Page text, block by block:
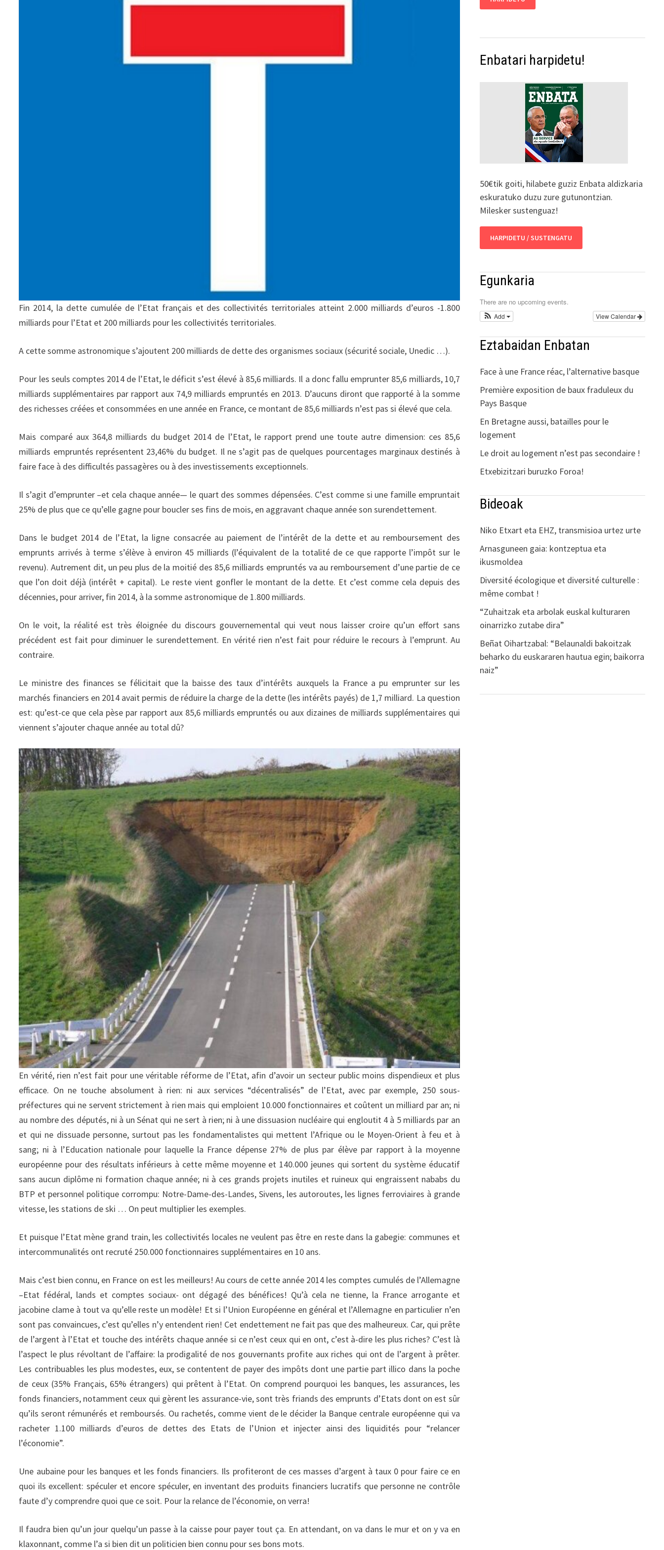
Fin 2014, la dette cumulée de l’Etat français et des collectivités territoriales atteint 2.000 milliards d’euros -1.800
milliards pour l’Etat et 200 milliards pour les collectivités territoriales.
A cette somme astronomique s’ajoutent 200 milliards de dette des organismes sociaux (sécurité sociale, Unedic …).
Pour les seuls comptes 2014 de l’Etat, le déficit s’est élevé à 85,6 milliards. Il a donc fallu emprunter 85,6 milliards, 10,7
milliards supplémentaires par rapport aux 74,9 milliards empruntés en 2013. D’aucuns diront que rapporté à la somme
des richesses créées et consommées en une année en France, ce montant de 85,6 milliards n’est pas si élevé que cela.
Mais comparé aux 364,8 milliards du budget 2014 de l’Etat, le rapport prend une toute autre dimension: ces 85,6
milliards empruntés représentent 23,46% du budget. Il ne s’agit pas de quelques pourcentages marginaux destinés à
faire face à des difficultés passagères ou à des investissements exceptionnels.
Il s’agit d’emprunter –et cela chaque année— le quart des sommes dépensées. C’est comme si une famille empruntait
25% de plus que ce qu’elle gagne pour boucler ses fins de mois, en aggravant chaque année son surendettement.
Dans le budget 2014 de l’Etat, la ligne consacrée au paiement de l’intérêt de la dette et au remboursement des
emprunts arrivés à terme s’élève à environ 45 milliards (l’équivalent de la totalité de ce que rapporte l’impôt sur le
revenu). Autrement dit, un peu plus de la moitié des 85,6 milliards empruntés va au remboursement d’une partie de ce
que l’on doit déjà (intérêt + capital). Le reste vient gonfler le montant de la dette. Et c’est comme cela depuis des
décennies, pour arriver, fin 2014, à la somme astronomique de 1.800 milliards.
On le voit, la réalité est très éloignée du discours gouvernemental qui veut nous laisser croire qu’un effort sans
précédent est fait pour diminuer le surendettement. En vérité rien n’est fait pour réduire le recours à l’emprunt. Au
contraire.
Le ministre des finances se félicitait que la baisse des taux d’intérêts auxquels la France a pu emprunter sur les
marchés financiers en 2014 avait permis de réduire la charge de la dette (les intérêts payés) de 1,7 milliard. La question
est: qu’est-ce que cela pèse par rapport aux 85,6 milliards empruntés ou aux dizaines de milliards supplémentaires qui
viennent s’ajouter chaque année au total dû?
En vérité, rien n’est fait pour une véritable réforme de l’Etat, afin d’avoir un secteur public moins dispendieux et plus
efficace. On ne touche absolument à rien: ni aux services “décentralisés” de l’Etat, avec par exemple, 250 sous-
préfectures qui ne servent strictement à rien mais qui emploient 10.000 fonctionnaires et coûtent un milliard par an; ni
au nombre des députés, ni à un Sénat qui ne sert à rien; ni à une dissuasion nucléaire qui engloutit 4 à 5 milliards par an
et qui ne dissuade personne, surtout pas les fondamentalistes qui mettent l’Afrique ou le Moyen-Orient à feu et à
sang; ni à l’Education nationale pour laquelle la France dépense 27% de plus par élève par rapport à la moyenne
européenne pour des résultats inférieurs à cette même moyenne et 140.000 jeunes qui sortent du système éducatif
sans aucun diplôme ni formation chaque année; ni à ces grands projets inutiles et ruineux qui engraissent nababs du
BTP et personnel politique corrompu: Notre-Dame-des-Landes, Sivens, les autoroutes, les lignes ferroviaires à grande
vitesse, les stations de ski … On peut multiplier les exemples.
Et puisque l’Etat mène grand train, les collectivités locales ne veulent pas être en reste dans la gabegie: communes et
intercommunalités ont recruté 250.000 fonctionnaires supplémentaires en 10 ans.
Mais c’est bien connu, en France on est les meilleurs! Au cours de cette année 2014 les comptes cumulés de l’Allemagne
–Etat fédéral, lands et comptes sociaux- ont dégagé des bénéfices! Qu’à cela ne tienne, la France arrogante et
jacobine clame à tout va qu’elle reste un modèle! Et si l’Union Européenne en général et l’Allemagne en particulier n’en
sont pas convaincues, c’est qu’elles n’y entendent rien! Cet endettement ne fait pas que des malheureux. Car, qui prête
de l’argent à l’Etat et touche des intérêts chaque année si ce n’est ceux qui en ont, c’est à-dire les plus riches? C’est là
l’aspect le plus révoltant de l’affaire: la prodigalité de nos gouvernants profite aux riches qui ont de l’argent à prêter.
Les contribuables les plus modestes, eux, se contentent de payer des impôts dont une partie part illico dans la poche
de ceux (35% Français, 65% étrangers) qui prêtent à l’Etat. On comprend pourquoi les banques, les assurances, les
fonds financiers, notamment ceux qui gèrent les assurance-vie, sont très friands des emprunts d’Etats dont on est sûr
qu’ils seront rémunérés et remboursés. Ou rachetés, comme vient de le décider la Banque centrale européenne qui va
racheter 1.100 milliards d’euros de dettes des Etats de l’Union et injecter ainsi des liquidités pour “relancer
l’économie”.
Une aubaine pour les banques et les fonds financiers. Ils profiteront de ces masses d’argent à taux 0 pour faire ce en
quoi ils excellent: spéculer et encore spéculer, en inventant des produits financiers lucratifs que personne ne contrôle
faute d’y comprendre quoi que ce soit. Pour la relance de l’économie, on verra!
Il faudra bien qu’un jour quelqu’un passe à la caisse pour payer tout ça. En attendant, on va dans le mur et on y va en
klaxonnant, comme l’a si bien dit un politicien bien connu pour ses bons mots.
Enbatari harpidetu!
50€tik goiti, hilabete guziz Enbata aldizkaria
eskuratuko duzu zure gutunontzian.
Milesker sustenguaz!
HARPIDETU / SUSTENGATU
Egunkaria
There are no upcoming events.
View Calendar
Add
Eztabaidan Enbatan
Face à une France réac, l’alternative basque
Première exposition de baux fraduleux du
Pays Basque
En Bretagne aussi, batailles pour le
logement
Le droit au logement n’est pas secondaire !
Etxebizitzari buruzko Foroa!
Bideoak
Niko Etxart eta EHZ, transmisioa urtez urte
Arnasguneen gaia: kontzeptua eta
ikusmoldea
Diversité écologique et diversité culturelle :
même combat !
“Zuhaitzak eta arbolak euskal kulturaren
oinarrizko zutabe dira”
Beñat Oihartzabal: “Belaunaldi bakoitzak
beharko du euskararen hautua egin; baikorra
naiz”